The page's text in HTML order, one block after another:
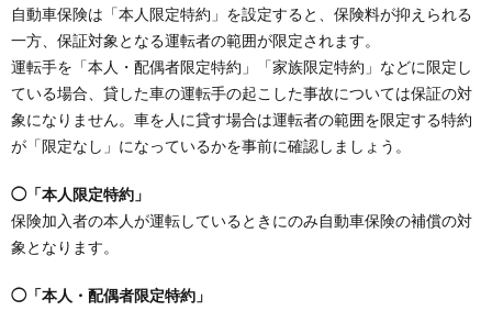
自動車保険は「本人限定特約」を設定すると、保険料が抑えられる
一方、保証対象となる運転者の範囲が限定されます。
運転手を「本人・配偶者限定特約」「家族限定特約」などに限定し
ている場合、貸した車の運転手の起こした事故については保証の対
象になりません。車を人に貸す場合は運転者の範囲を限定する特約
が「限定なし」になっているかを事前に確認しましょう。
◯「本人限定特約」
保険加入者の本人が運転しているときにのみ自動車保険の補償の対
象となります。
◯「本人・配偶者限定特約」